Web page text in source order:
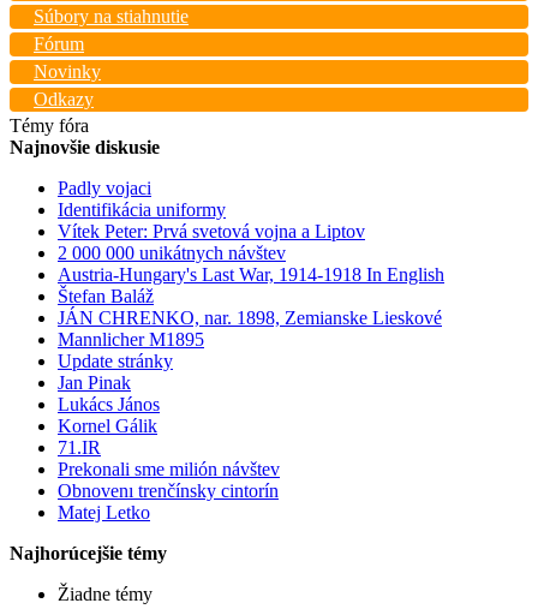
Súbory na stiahnutie
Fórum
Novinky
Odkazy
Témy fóra
Najnovšie diskusie
Padly vojaci
Identifikácia uniformy
Vítek Peter: Prvá svetová vojna a Liptov
2 000 000 unikátnych návštev
Austria-Hungary's Last War, 1914-1918 In English
Štefan Baláž
JÁN CHRENKO, nar. 1898, Zemianske Lieskové
Mannlicher M1895
Update stránky
Jan Pinak
Lukács János
Kornel Gálik
71.IR
Prekonali sme milión návštev
Obnovenı trenčínsky cintorín
Matej Letko
Najhorúcejšie témy
Žiadne témy